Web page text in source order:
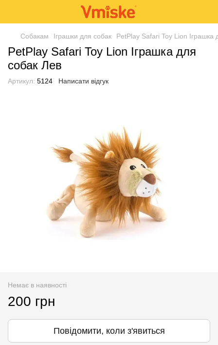
Собакам Іграшки для собак PetPlay Safari Toy Lion Іграшка
PetPlay Safari Toy Lion Іграшка для
собак Лев
Артикул: 5124 Написати відгук
Немає в наявності
200 грн
Повідомити, коли з'явиться